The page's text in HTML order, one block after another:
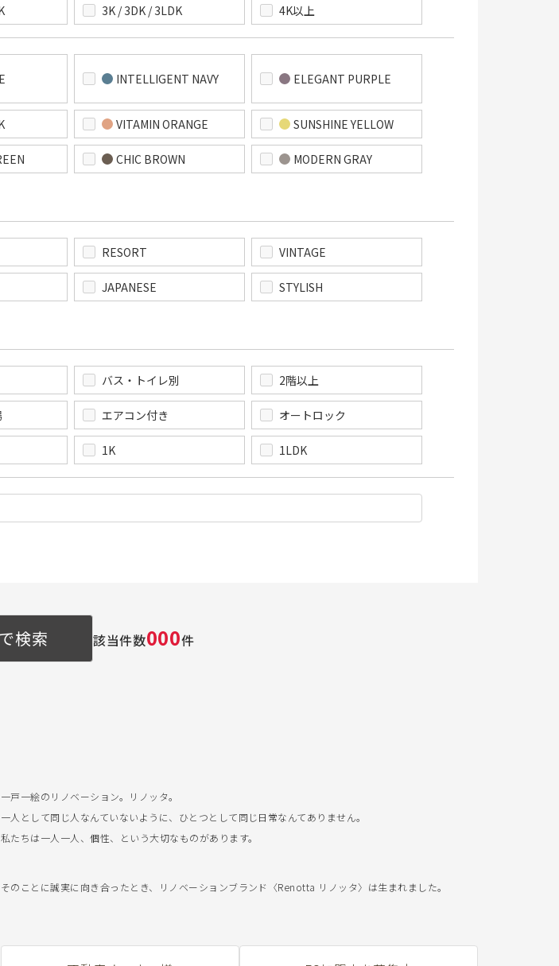
3K / 3DK / 3LDK 4K以上
INTELLIGENT NAVY ELEGANT PURPLE
VITAMIN ORANGE SUNSHINE YELLOW
CHIC BROWN MODERN GRAY
RESORT VINTAGE
JAPANESE STYLISH
バス・トイレ別 2階以上
エアコン付き オートロック
1K 1LDK
検索 該当件数000件
一戸一絵のリノベーション。リノッタ。
一人として同じ人なんていないように、ひとつとして同じ日常なんてありません。
私たちは一人一人、個性、という大切なものがあります。
そのことに誠実に向き合ったとき、リノベーションブランド〈Renotta リノッタ〉は生まれました。